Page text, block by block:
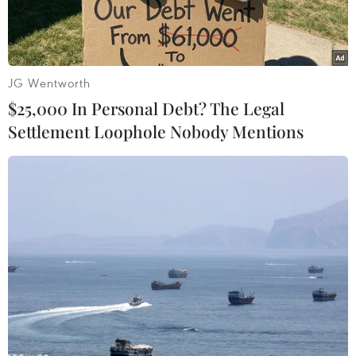
Lực lượng an ninh kiểm tra khu vực bị đe dọa đánh bom.
(Nguồn: huffingtonpost.ca)
Lực lượng cảnh sát tại nhiều thành phố của
Canada, trong đó có Toronto, Montreal, Calgary,
JG Wentworth
$25,000 In Personal Debt? The Legal
Settlement Loophole Nobody Mentions